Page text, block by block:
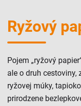
Ryžový
Pojem „ryžový
ale o druh cestoviny,
ryžovej múky,
prirodzene